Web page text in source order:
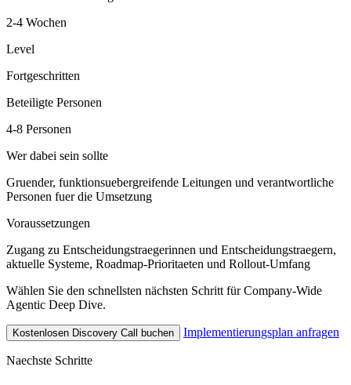
2-4 Wochen
Level
Fortgeschritten
Beteiligte Personen
4-8 Personen
Wer dabei sein sollte
Gruender, funktionsuebergreifende Leitungen und verantwortliche
Personen fuer die Umsetzung
Voraussetzungen
Zugang zu Entscheidungstraegerinnen und Entscheidungstraegern,
aktuelle Systeme, Roadmap-Prioritaeten und Rollout-Umfang
Wählen Sie den schnellsten nächsten Schritt für Company-Wide
Agentic Deep Dive.
Kostenlosen Discovery Call buchen Implementierungsplan anfragen
Naechste Schritte